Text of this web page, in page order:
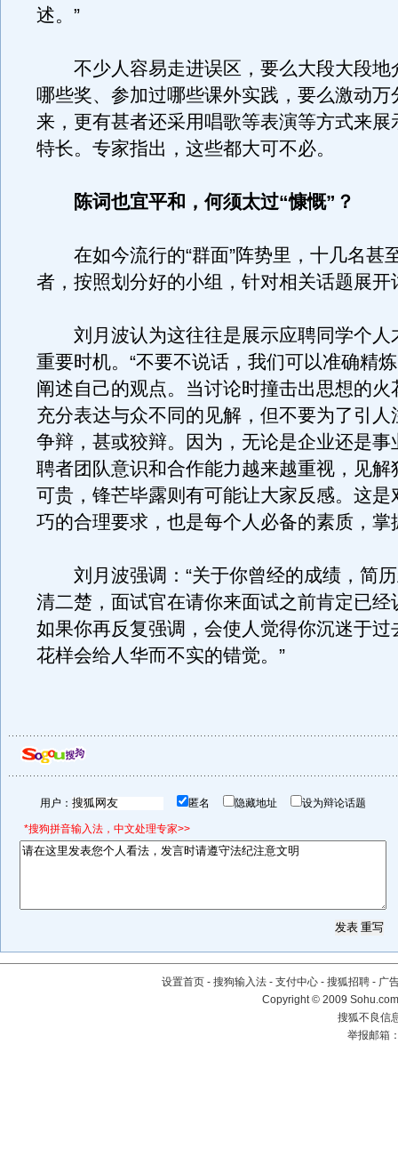
述。”
不少人容易走进误区，要么大段大段地
哪些奖、参加过哪些课外实践，要么激动万
来，更有甚者还采用唱歌等表演等方式来展
特长。专家指出，这些都大可不必。
陈词也宜平和，何须太过“慷慨”？
在如今流行的“群面”阵势里，十几名甚
者，按照划分好的小组，针对相关话题展开
刘月波认为这往往是展示应聘同学个人
重要时机。“不要不说话，我们可以准确精
阐述自己的观点。当讨论时撞击出思想的火
充分表达与众不同的见解，但不要为了引人
争辩，甚或狡辩。因为，无论是企业还是事
聘者团队意识和合作能力越来越重视，见解
可贵，锋芒毕露则有可能让大家反感。这是
巧的合理要求，也是每个人必备的素质，掌
刘月波强调：“关于你曾经的成绩，简历
清二楚，面试官在请你来面试之前肯定已经
如果你再反复强调，会使人觉得你沉迷于过
花样会给人华而不实的错觉。”
用户： 匿名 隐藏地址 设为辩论话题
*搜狗拼音输入法，中文处理专家>>
设置首页 - 搜狗输入法 - 支付中心 - 搜狐招聘 - 广
Copyright © 2009
搜狐不良信
举报邮箱